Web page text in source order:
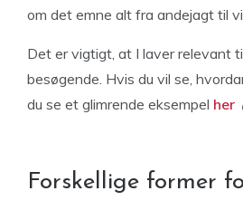
om det emne alt fra andejagt til
Det er vigtigt, at I laver relevant
besøgende. Hvis du vil se,
du se et glimrende eksempel her
Forskellige former